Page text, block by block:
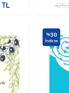
TL
%30
İndirim